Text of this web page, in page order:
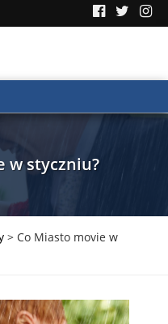
w styczniu?
> Co Miasto movie w